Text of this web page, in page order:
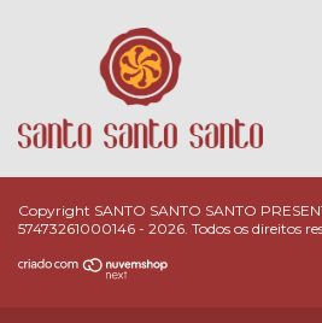
Copyright SANTO SANTO SANTO
57473261000146 - 2026. Todos os direitos